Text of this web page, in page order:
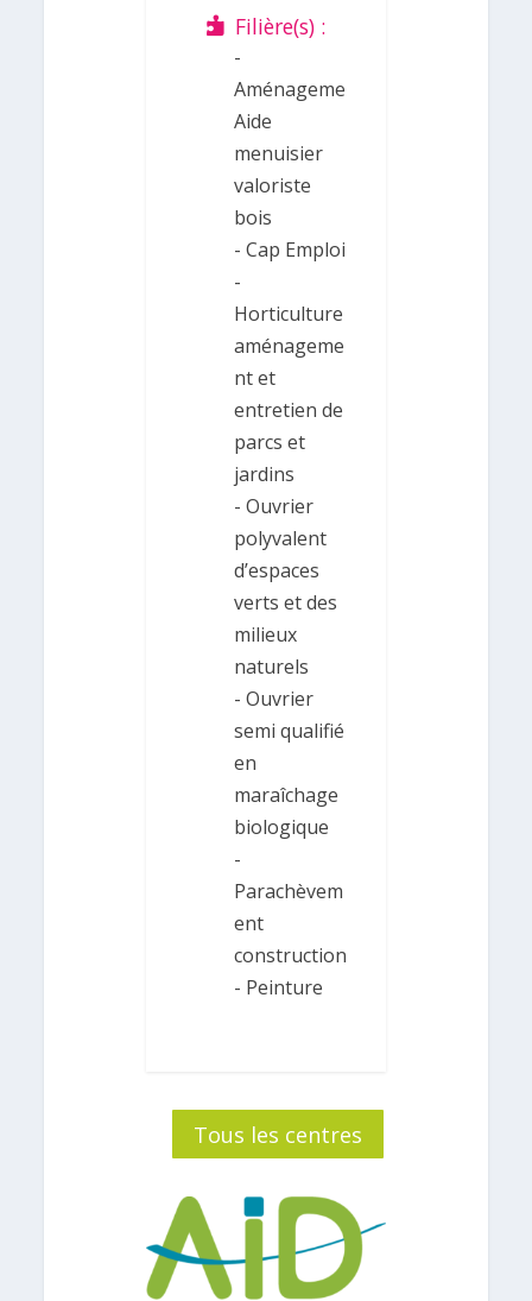
Filière(s) :
-
Aménageme
Aide
menuisier
valoriste
bois
- Cap Emploi
-
Horticulture
aménageme
nt et
entretien de
parcs et
jardins
- Ouvrier
polyvalent
d’espaces
verts et des
milieux
naturels
- Ouvrier
semi qualifié
en
maraîchage
biologique
-
Parachèvem
ent
construction
- Peinture
Tous les centres